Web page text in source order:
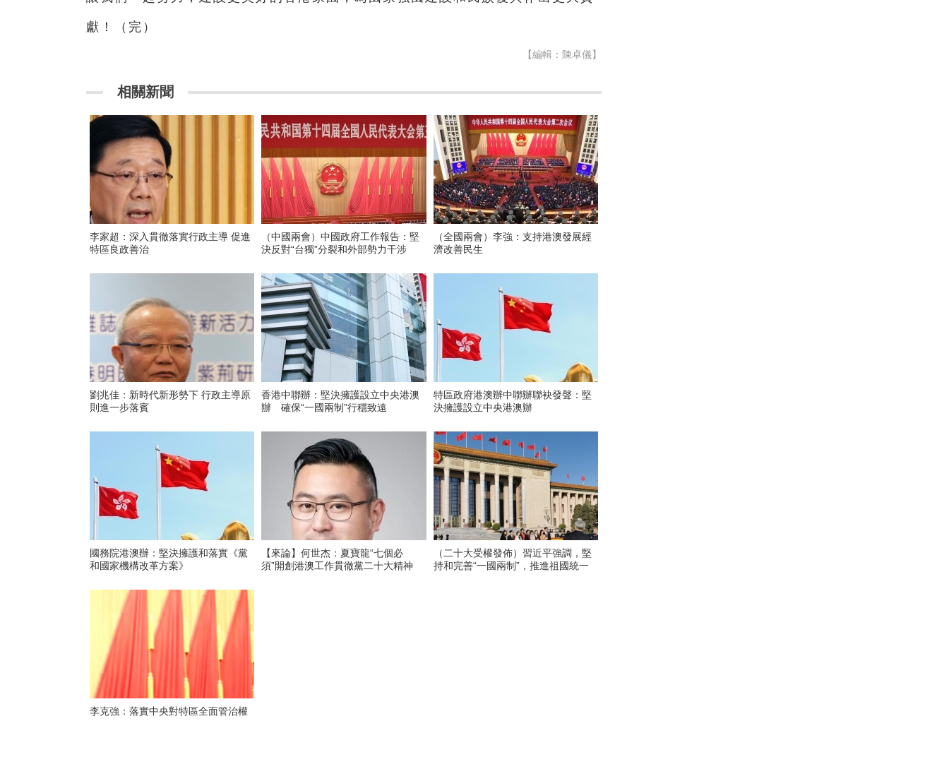
獻！（完）
【編輯：陳卓儀】
相關新聞
李家超：深入貫徹落實行政主導 促進
特區良政善治
（中國兩會）中國政府工作報告：堅
決反對“台獨”分裂和外部勢力干涉
（全國兩會）李強：支持港澳發展經
濟改善民生
劉兆佳：新時代新形勢下 行政主導原
則進一步落賓
香港中聯辦：堅決擁護設立中央港澳
辦 確保“一國兩制”行穩致遠
特區政府港澳辦中聯辦聯袂發聲：堅
決擁護設立中央港澳辦
國務院港澳辦：堅決擁護和落實《黨
和國家機構改革方案》
【來論】何世杰：夏寶龍“七個必
須”開創港澳工作貫徹黨二十大精神
（二十大受權發佈）習近平強調，堅
持和完善“一國兩制”，推進祖國統一
李克強：落實中央對特區全面管治權